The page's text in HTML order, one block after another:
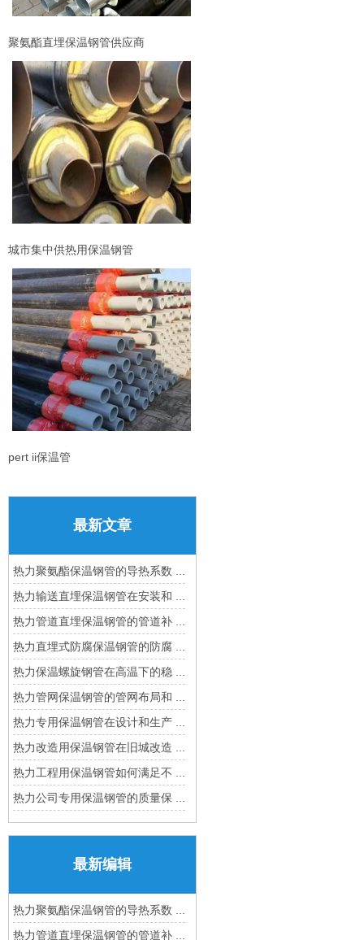
聚氨酯直埋保温钢管供应商
城市集中供热用保温钢管
pert ii保温管
最新文章
热力聚氨酯保温钢管的导热系数 ...
热力输送直埋保温钢管在安装和 ...
热力管道直埋保温钢管的管道补 ...
热力直埋式防腐保温钢管的防腐 ...
热力保温螺旋钢管在高温下的稳 ...
热力管网保温钢管的管网布局和 ...
热力专用保温钢管在设计和生产 ...
热力改造用保温钢管在旧城改造 ...
热力工程用保温钢管如何满足不 ...
热力公司专用保温钢管的质量保 ...
最新编辑
热力聚氨酯保温钢管的导热系数 ...
热力管道直埋保温钢管的管道补 ...